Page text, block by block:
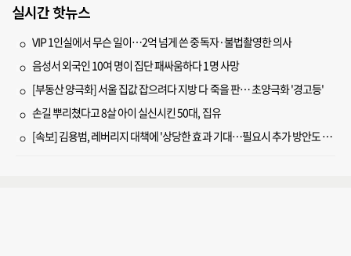
실시간 핫뉴스
VIP 1인실에서 무슨 일이…2억 넘게 쓴 중독자·불법촬영한 의사
음성서 외국인 10여 명이 집단 패싸움하다 1명 사망
[부동산 양극화] 서울 집값 잡으려다 지방 다 죽을 판… 초양극화 '경고등'
손길 뿌리쳤다고 8살 아이 실신시킨 50대, 집유
[속보] 김용범, 레버리지 대책에 '상당한 효과 기대…필요시 추가 방안도 검토'